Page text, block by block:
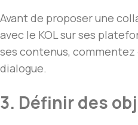
Avant de proposer une
avec le KOL sur ses
ses contenus,
dialogue.
3. Définir des